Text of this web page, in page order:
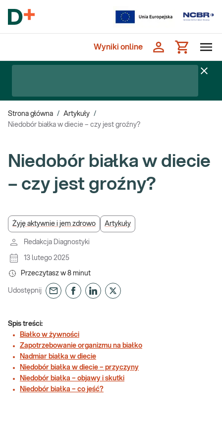
Wyniki online
Strona główna / Artykuły /
Niedobór białka w diecie – czy jest groźny?
Niedobór białka w diecie
– czy jest groźny?
Żyję aktywnie i jem zdrowo Artykuły
Redakcja Diagnostyki
13 lutego 2025
Przeczytasz w 8 minut
Udostępnij
Spis treści:
Białko w żywności
Zapotrzebowanie organizmu na białko
Nadmiar białka w diecie
Niedobór białka w diecie – przyczyny
Niedobór białka – objawy i skutki
Niedobór białka – co jeść?